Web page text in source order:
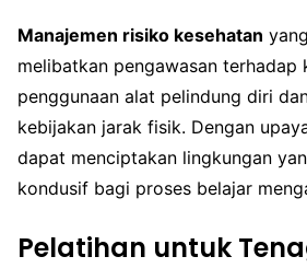
Manajemen risiko kesehatan
melibatkan pengawasan terhadap
penggunaan alat pelindung diri
kebijakan jarak fisik. Dengan
dapat menciptakan lingkungan
kondusif bagi proses belajar
Pelatihan untuk